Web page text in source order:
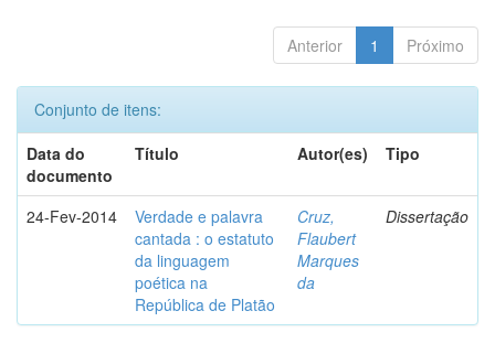
Anterior 1 Próximo
Conjunto de itens:
Data do
documento
Título Autor(es) Tipo
24-Fev-2014
Verdade e palavra
cantada : o estatuto
da linguagem
poética na
República de Platão
Cruz,
Flaubert
Marques
da
Dissertação